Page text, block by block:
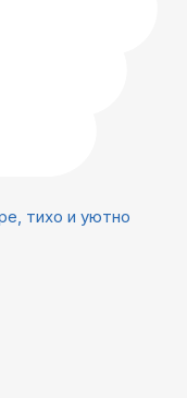
тихо и уютно